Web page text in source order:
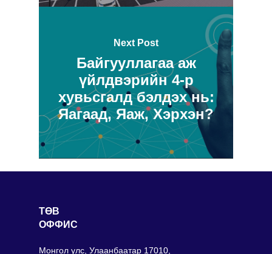
Next Post
Байгууллагаа аж
үйлдвэрийн 4-р
хувьсгалд бэлдэх нь:
Яагаад, Яаж, Хэрхэн?
ТӨВ
ОФФИС
Монгол улс, Улаанбаатар 17010,